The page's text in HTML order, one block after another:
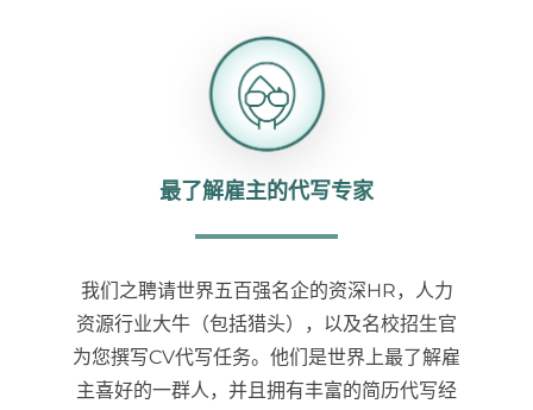
最了解雇主的代写专家
我们之聘请世界五百强名企的资深HR，人力
资源行业大牛（包括猎头），以及名校招生官
为您撰写CV代写任务。他们是世界上最了解雇
主喜好的一群人，并且拥有丰富的简历代写经